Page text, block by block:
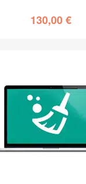
130,00€